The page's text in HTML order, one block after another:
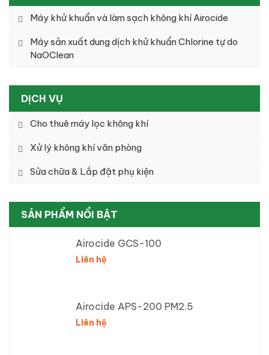
Máy khử khuẩn và làm sạch không khí Airocide
Máy sản xuất dung dịch khử khuẩn Chlorine tự do
NaOClean
DỊCH VỤ
Cho thuê máy lọc không khí
Xử lý không khí văn phòng
Sửa chữa & Lắp đặt phụ kiện
SẢN PHẨM NỔI BẬT
Airocide GCS-100
Liên hệ
Airocide APS-200 PM2.5
Liên hệ